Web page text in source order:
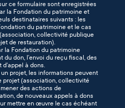
ce formulaire sont enregistrées
la Fondation du patrimoine et
destinataires suivants : les
du patrimoine et le cas
collectivité publique
de restauration).
la Fondation du patrimoine
don, l’envoi du reçu fiscal, des
à dons.
projet, les informations peuvent
projet (association, collectivité
des actions de
de nouveaux appels à dons
mettre en œuvre le cas échéant